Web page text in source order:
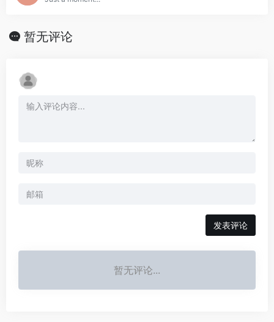
暂无评论
发表评论
暂无评论...